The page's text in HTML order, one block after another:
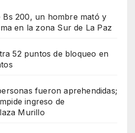
Bs 200, un hombre mató y
en la zona Sur de La Paz
52 puntos de bloqueo en
fueron aprehendidas;
ingreso de
Murillo